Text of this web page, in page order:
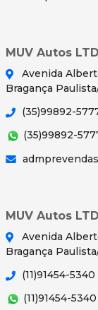
MUV Autos
Avenida
Bragança
(35)99892-
(35)99892-
MUV Autos
Avenida
Bragança
(11)91454-5340
(11)91454-5340